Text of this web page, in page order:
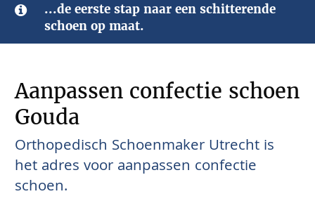
...de eerste stap naar een schitterende
schoen op maat.
Aanpassen confectie schoen
Gouda
Orthopedisch Schoenmaker Utrecht is
het adres voor aanpassen confectie
schoen.